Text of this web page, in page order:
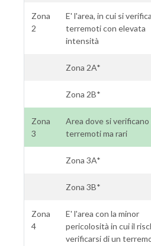
Zona
2
E' l'area, in cui si
terremoti con elevata
intensità
Zona 2A*
Zona 2B*
Zona
3
Area dove si
terremoti ma rari
Zona 3A*
Zona 3B*
Zona
4
E' l'area con la minor
pericolosità in cui il
verificarsi di un